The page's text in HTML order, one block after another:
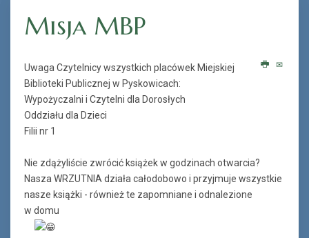
Misja MBP
Uwaga Czytelnicy wszystkich placówek Miejskiej
Biblioteki Publicznej w Pyskowicach:
Wypożyczalni i Czytelni dla Dorosłych
Oddziału dla Dzieci
Filii nr 1
Nie zdążyliście zwrócić książek w godzinach otwarcia?
Nasza WRZUTNIA działa całodobowo i przyjmuje wszystkie
nasze książki - również te zapomniane i odnalezione
w domu